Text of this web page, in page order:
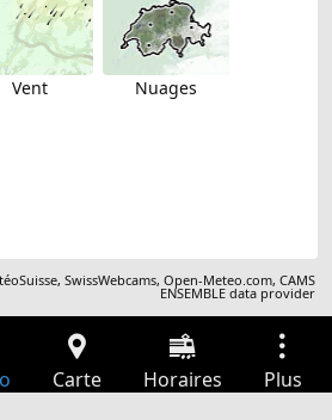
Vent Nuages
,SwissWebcams,Open-Meteo.com,CAMS
ENSEMBLE data provider
Carte Horaires Plus